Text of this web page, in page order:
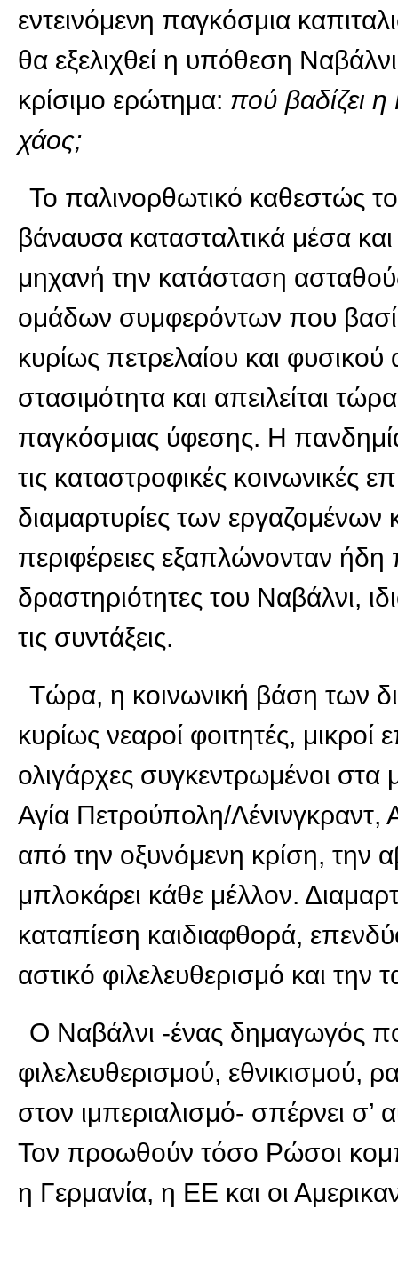
εντεινόμενη παγκόσμια
θα εξελιχθεί η υπόθεση
κρίσιμο ερώτημα: πού βαδίζει
χάος;
Το παλινορθωτικό καθεστώς
βάναυσα κατασταλτικά μέσα και
μηχανή την κατάσταση
ομάδων συμφερόντων που
κυρίως πετρελαίου και φυσικού
στασιμότητα και απειλείται
παγκόσμιας ύφεσης. Η
τις καταστροφικές κοινωνικές
διαμαρτυρίες των
περιφέρειες εξαπλώνονταν ήδη
δραστηριότητες του Ναβάλνι,
τις συντάξεις.
Τώρα, η κοινωνική βάση των
κυρίως νεαροί φοιτητές, μικροί
ολιγάρχες συγκεντρωμένοι
Αγία Πετρούπολη/Λένινγκραντ,
από την οξυνόμενη κρίση, την
μπλοκάρει κάθε μέλλον.
καταπίεση καιδιαφθορά,
αστικό φιλελευθερισμό και
Ο Ναβάλνι -ένας δημαγωγός
φιλελευθερισμού, εθνικισμού,
στον ιμπεριαλισμό- σπέρνει
Τον προωθούν τόσο Ρώσοι
η Γερμανία, η ΕΕ και οι